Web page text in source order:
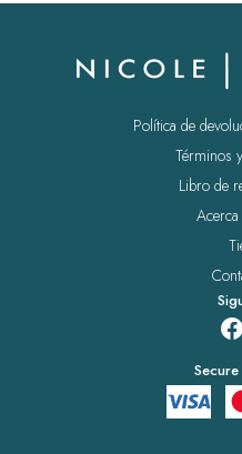
Política de
Términos
Libro de
Facebook